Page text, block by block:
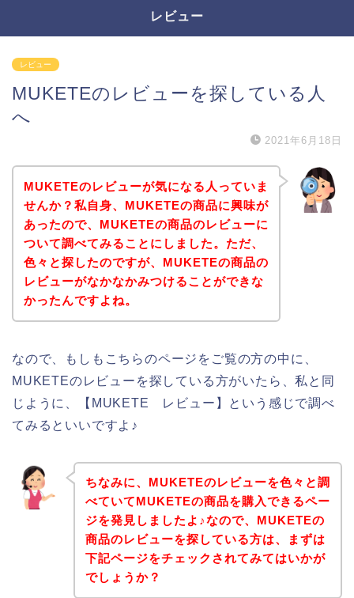
レビュー
レビュー
MUKETEのレビューを探している人
へ
2021年6月18日
MUKETEのレビューが気になる人っていま
せんか？私自身、MUKETEの商品に興味が
あったので、MUKETEの商品のレビューに
ついて調べてみることにしました。ただ、
色々と探したのですが、MUKETEの商品の
レビューがなかなかみつけることができな
かったんですよね。
なので、もしもこちらのページをご覧の方の中に、
MUKETEのレビューを探している方がいたら、私と同
じように、【MUKETE レビュー】という感じで調べ
てみるといいですよ♪
ちなみに、MUKETEのレビューを色々と調
べていてMUKETEの商品を購入できるペー
ジを発見しましたよ♪なので、MUKETEの
商品のレビューを探している方は、まずは
下記ページをチェックされてみてはいかが
でしょうか？